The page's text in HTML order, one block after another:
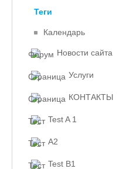
Теги
Календарь
Новости сайта
Услуги
КОНТАКТЫ
Test A 1
A2
Test B1